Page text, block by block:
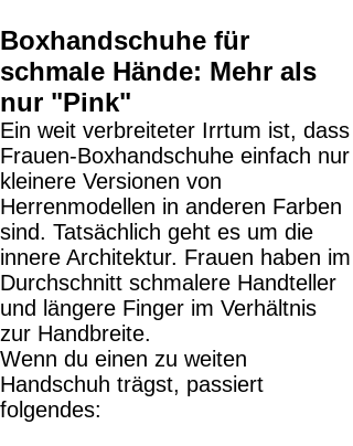
Boxhandschuhe für
schmale Hände: Mehr als
nur "Pink"
Ein weit verbreiteter Irrtum ist, dass
Frauen-Boxhandschuhe einfach nur
kleinere Versionen von
Herrenmodellen in anderen Farben
sind. Tatsächlich geht es um die
innere Architektur. Frauen haben im
Durchschnitt schmalere Handteller
und längere Finger im Verhältnis
zur Handbreite.
Wenn du einen zu weiten
Handschuh trägst, passiert
folgendes: